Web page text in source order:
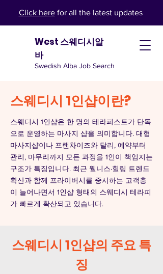
Click herefor all the latest updates
West 스웨디시알
바
Swedish Alba Job Search
스웨디시 1인샵이란?
스웨디시 1인샵은 한 명의 테라피스트가 단독
으로 운영하는 마사지 샵을 의미합니다. 대형
마사지샵이나 프랜차이즈와 달리, 예약부터
관리, 마무리까지 모든 과정을 1인이 책임지는
구조가 특징입니다. 최근 웰니스·힐링 트렌드
확산과 함께 프라이버시를 중시하는 고객층
이 늘어나면서 1인샵 형태의 스웨디시 테라피
가 빠르게 확산되고 있습니다.
스웨디시 1인샵의 주요 특
징